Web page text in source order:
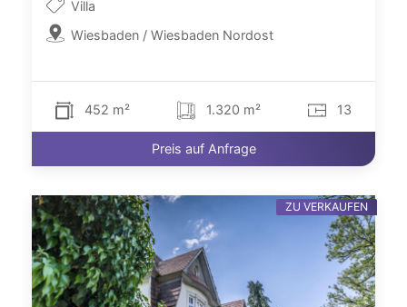
Villa
Wiesbaden / Wiesbaden Nordost
452 m² 1.320 m² 13
Preis auf Anfrage
ZU VERKAUFEN